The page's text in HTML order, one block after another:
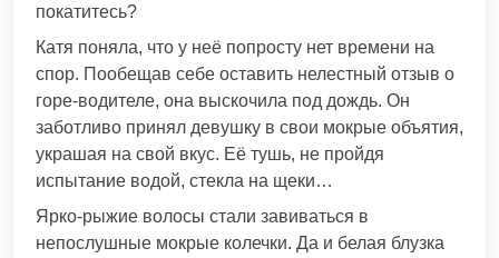
покатитесь?
Катя поняла, что у неё попросту нет времени на
спор. Пообещав себе оставить нелестный отзыв о
горе-водителе, она выскочила под дождь. Он
заботливо принял девушку в свои мокрые объятия,
украшая на свой вкус. Её тушь, не пройдя
испытание водой, стекла на щеки…
Ярко-рыжие волосы стали завиваться в
непослушные мокрые колечки. Да и белая блузка